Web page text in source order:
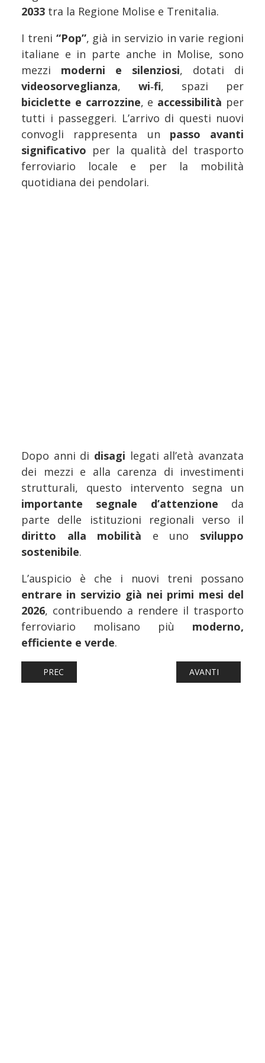
2033 tra la Regione Molise e Trenitalia.
I treni “Pop”, già in servizio in varie regioni
italiane e in parte anche in Molise, sono
mezzi moderni e silenziosi, dotati di
videosorveglianza, wi‑fi, spazi per
biciclette e carrozzine, e accessibilità per
tutti i passeggeri. L’arrivo di questi nuovi
convogli rappresenta un passo avanti
significativo per la qualità del trasporto
ferroviario locale e per la mobilità
quotidiana dei pendolari.
Dopo anni di disagi legati all’età avanzata
dei mezzi e alla carenza di investimenti
strutturali, questo intervento segna un
importante segnale d’attenzione da
parte delle istituzioni regionali verso il
diritto alla mobilità e uno sviluppo
sostenibile.
L’auspicio è che i nuovi treni possano
entrare in servizio già nei primi mesi del
2026, contribuendo a rendere il trasporto
ferroviario molisano più moderno,
efficiente e verde.
ARTICOLO PRECEDENTE: FERROVIE: GENOVA-CASELLA,
PREC ARTICOLO
AVANTI